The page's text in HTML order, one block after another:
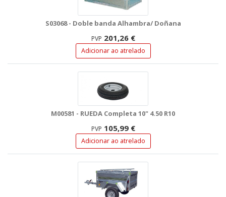
S03068 - Doble banda Alhambra/ Doñana
PVP 201,26 €
Adicionar ao atrelado
M00581 - RUEDA Completa 10" 4.50 R10
PVP 105,99 €
Adicionar ao atrelado